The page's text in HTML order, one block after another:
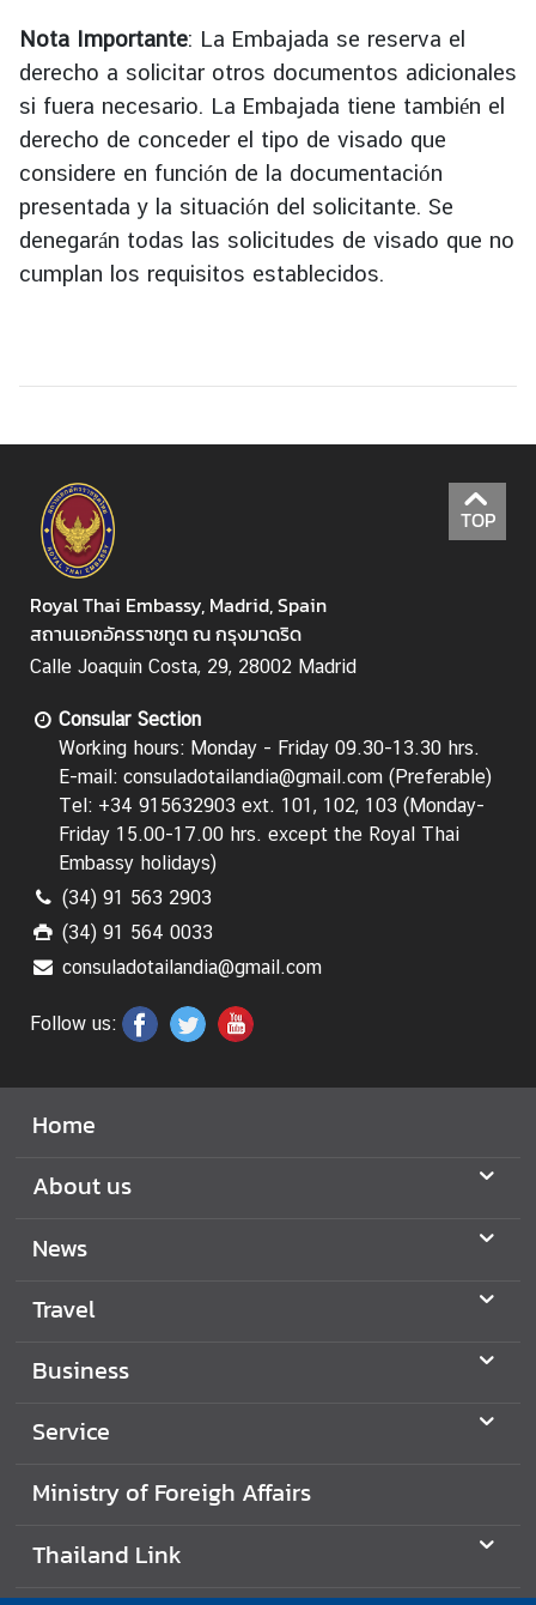
Nota Importante: La Embajada se reserva el
derecho a solicitar otros documentos adicionales
si fuera necesario. La Embajada tiene también el
derecho de conceder el tipo de visado que
considere en función de la documentación
presentada y la situación del solicitante. Se
denegarán todas las solicitudes de visado que no
cumplan los requisitos establecidos.
TOP
Royal Thai Embassy, Madrid, Spain
สถานเอกอัครราชทูต ณ กรุงมาดริด
Calle Joaquin Costa, 29, 28002 Madrid
Consular Section
Working hours: Monday - Friday 09.30-13.30 hrs.
E-mail: consuladotailandia@gmail.com (Preferable)
Tel: +34 915632903 ext. 101, 102, 103 (Monday-
Friday 15.00-17.00 hrs. except the Royal Thai
Embassy holidays)
(34) 91 563 2903
(34) 91 564 0033
consuladotailandia@gmail.com
Follow us:
Home
About us
News
Travel
Business
Service
Ministry of Foreigh Affairs
Thailand Link